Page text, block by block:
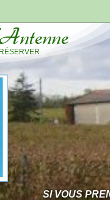
SI VOUS